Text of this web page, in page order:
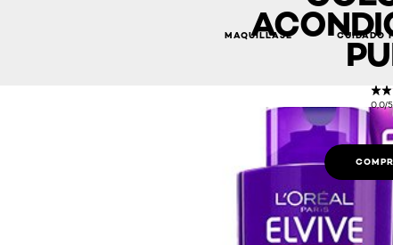
MAQUILLAJE CUIDADO
0,0/